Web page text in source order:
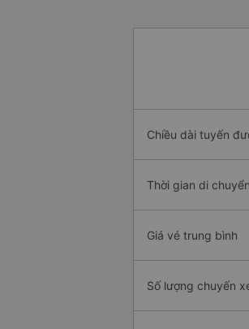
Chiều dài tuyến
Thời gian di chuyển
Giá vé trung bình
Số lượng chuyến